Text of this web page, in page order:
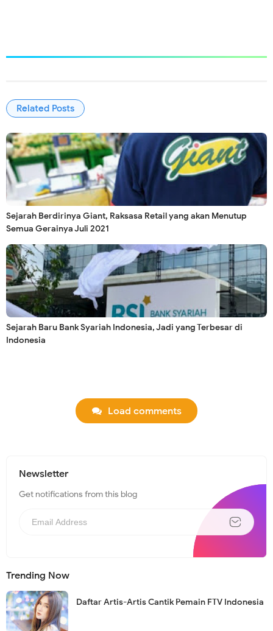
Related Posts
Sejarah Berdirinya Giant, Raksasa Retail yang akan Menutup
Semua Gerainya Juli 2021
Sejarah Baru Bank Syariah Indonesia, Jadi yang Terbesar di
Indonesia
Load comments
Newsletter
Get notifications from this blog
Trending Now
Daftar Artis-Artis Cantik Pemain FTV Indonesia